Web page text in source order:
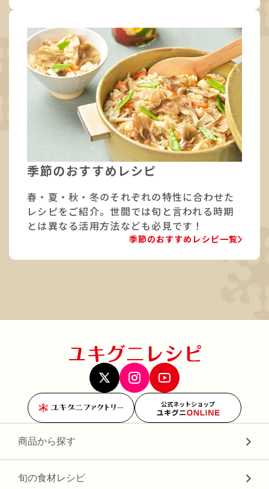
季節のおすすめレシピ
春・夏・秋・冬のそれぞれの特性に合わせた
レシピをご紹介。世間では旬と言われる時期
とは異なる活用方法なども必見です！
季節のおすすめレシピ一覧
公式ネットショップ
商品から探す
旬の食材レシピ